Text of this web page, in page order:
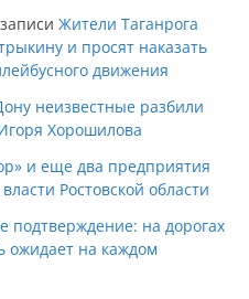
Жители Таганрога
и просят наказать
движения
неизвестные разбили
Хорошилова
и еще два предприятия
Ростовской области
подтверждение: на дорогах
ожидает на каждом